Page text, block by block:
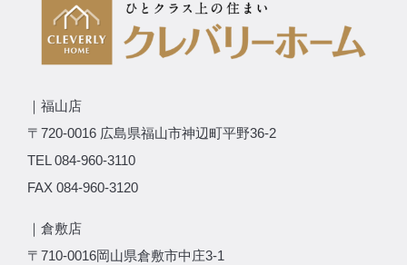
｜福山店
〒720-0016 広島県福山市神辺町平野36-2
TEL 084-960-3110
FAX 084-960-3120
｜倉敷店
〒710-0016岡山県倉敷市中庄3-1